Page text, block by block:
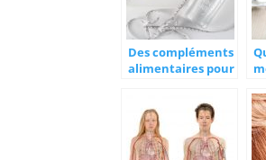
Des compléments
alimentaires pour